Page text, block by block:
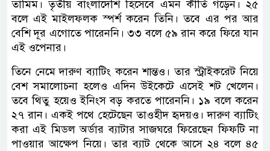
তামিম। তৃতীয় বাংলাদেশি হিসেবে এমন কীর্তি গড়েন। ২৫
বলে এই মাইলফলক স্পর্শ করেন তিনি। তবে এর পর আর
বেশি দূর এগোতে পারেননি। ৩৩ বলে ৫৯ রান করে ফিরে যান
এই ওপেনার।
তিনে নেমে দারুণ ব্যাটিং করেন শান্তও। তার স্ট্রাইকরেট নিয়ে
বেশ সমালোচনা হলেও এদিন উইকেটে এসেই শট খেলেন।
তবে থিতু হয়েও ইনিংস বড় করতে পারেননি। ১৯ বলে করেন
২৭ রান। একই পথে হেটেছেন তাওহীদ হৃদয়ও। দারুণ ব্যাটিং
করা এই মিডল অর্ডার ব্যাটার সাজঘরে ফিরেছেন ফিফটি না
পাওয়ার আক্ষেপ নিয়ে। তার ব্যাট থেকে আসে ২৪ বলে ৪৫